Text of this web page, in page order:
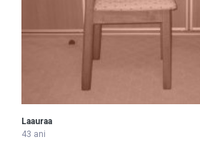
Laauraa
43 ani